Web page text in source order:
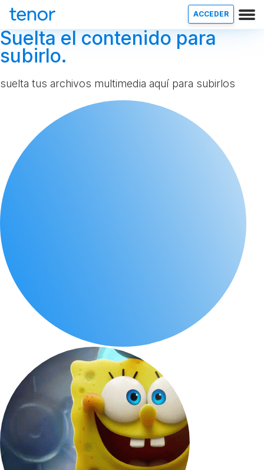
ACCEDER
Suelta el contenido para
subirlo.
suelta tus archivos multimedia aquí para subirlos